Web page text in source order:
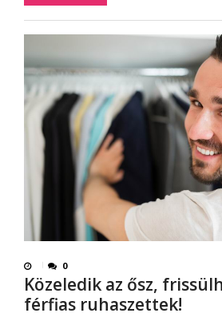
0
Közeledik az ősz,
férfias ruhaszettek!